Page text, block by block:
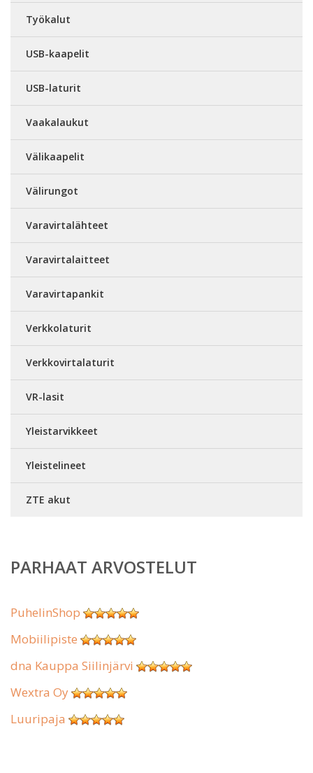
Työkalut
USB-kaapelit
USB-laturit
Vaakalaukut
Välikaapelit
Välirungot
Varavirtalähteet
Varavirtalaitteet
Varavirtapankit
Verkkolaturit
Verkkovirtalaturit
VR-lasit
Yleistarvikkeet
Yleistelineet
ZTE akut
PARHAAT ARVOSTELUT
PuhelinShop
Mobiilipiste
dna Kauppa Siilinjärvi
Wextra Oy
Luuripaja